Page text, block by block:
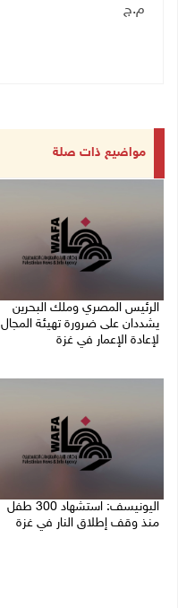
م.ج
مواضيع ذات صلة
الرئيس المصري وملك البحرين
يشددان على ضرورة تهيئة المجال
لإعادة الإعمار في غزة
اليونيسف: استشهاد 300 طفل
منذ وقف إطلاق النار في غزة